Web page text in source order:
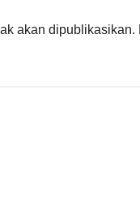
akan dipublikasikan.